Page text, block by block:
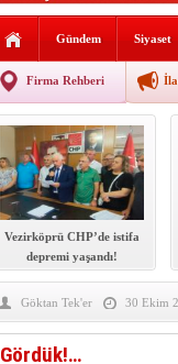
değişti
Hafif
“Yaz
Gündem Siyaset
Firma Rehberi
Vezirköprü CHP’de istifa
depremi yaşandı!
Göktan Tek'er 30 Ekim
Gördük!…